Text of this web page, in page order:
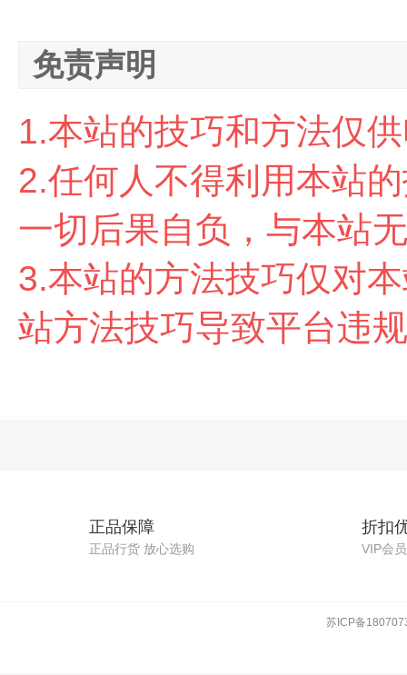
免责声明
1.本站的技巧和方法仅
2.任何人不得利用本站
一切后果自负，与本站
3.本站的方法技巧仅对
站方法技巧导致平台违
正品保障
正品行货 放心选购
折扣
VIP会
苏ICP备